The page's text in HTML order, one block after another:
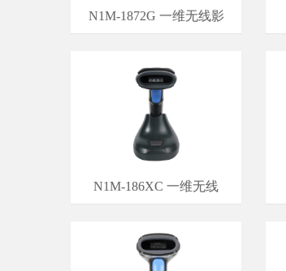
N1M-1872G 一维无线影
N1M-186XC 一维无线